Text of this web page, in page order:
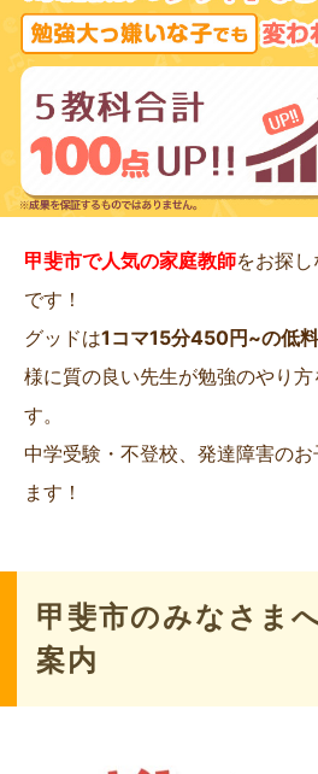
甲斐市で人気の家庭教師をお探
です！
グッドは1コマ15分450円~の低
様に質の良い先生が勉強のやり
す。
中学受験・不登校、発達障害の
ます！
甲斐市のみなさま
案内